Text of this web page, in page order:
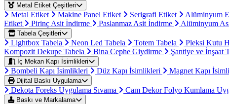
Metal Etiket Çeşitleri
Metal Etiket Makine Panel Etiket Serigrafi Etiket Alüminyum
Etiket
Pirinç Asit İndirme Paslanmaz Asit İndirme Alüminyum
Tabela Çeşitleri
Lightbox Tabela Neon Led Tabela Totem Tabela Pleksi Kutu
Kompozit Dekupe Tabela
Bina Cephe Giydirme Şantiye ve İnşaat
İç Mekan Kapı İsimlikleri
Bombeli Kapı İsimlikleri Düz Kapı İsimlikleri Magnet Kapı
Dijital Baskı Uygulama
Dekota Foreks Uygulama Sıvama Cam Dekor Folyo Kumlama
Baskı ve Markalama